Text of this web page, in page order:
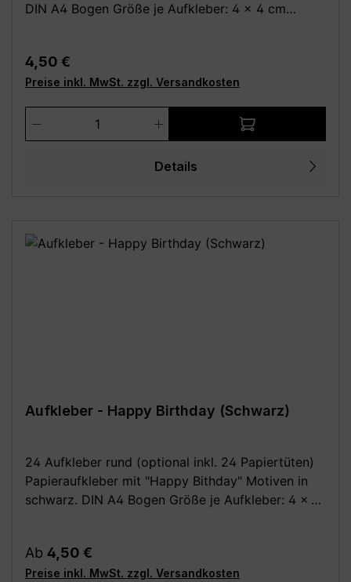
DIN A4 Bogen Größe je Aufkleber: 4 x 4 cm
0,5 kg) aus Natron, außen leicht beschichtet Deine
Vorteile: - Kauf direkt vom Hersteller (Made in
Germany) - Einfach und schnell anzubringen
Achtung: Da alle unsere Bilder Fotomontagen sind,
wird das Motiv evtl. nicht in der richtigen Größe
angezeigt! Die Fotomontagen dienen
Regulärer Preis:
4,50 €
Preise inkl. MwSt. zzgl. Versandkosten
Produkt Anzahl: Gib den
Details
Aufkleber - Happy Birthday (Schwarz)
24 Aufkleber rund (optional inkl. 24 Papiertüten)
Papieraufkleber mit "Happy Bithday" Motiven in
schwarz. DIN A4 Bogen Größe je Aufkleber: 4 x 4
0,5 kg) aus Natron, außen leicht beschichtet Deine
Vorteile: - Kauf direkt vom Hersteller (Made in
Regulärer Preis:
Ab 4,50 €
Preise inkl. MwSt. zzgl. Versandkosten